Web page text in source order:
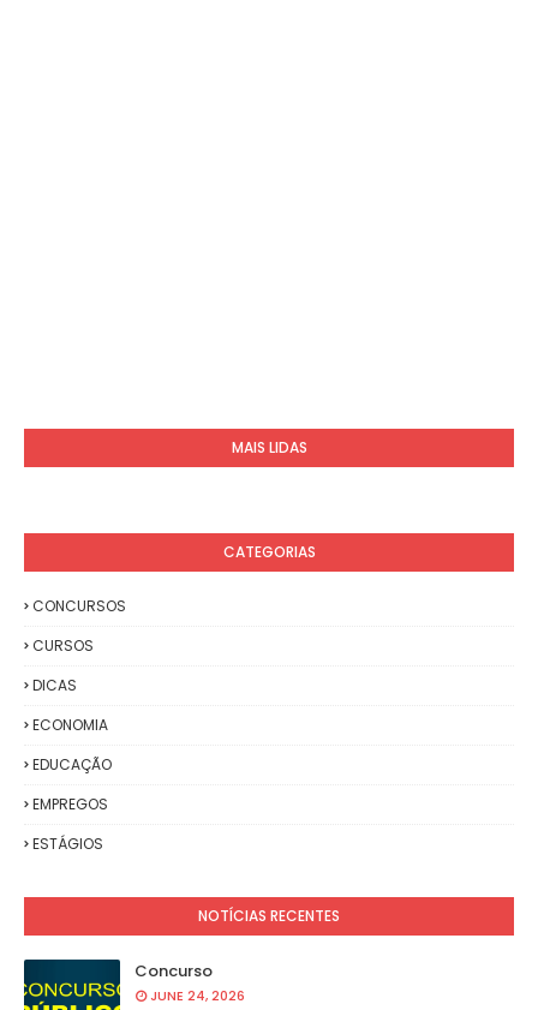
MAIS LIDAS
CATEGORIAS
CONCURSOS
CURSOS
DICAS
ECONOMIA
EDUCAÇÃO
EMPREGOS
ESTÁGIOS
NOTÍCIAS RECENTES
Concurso
JUNE 24, 2026